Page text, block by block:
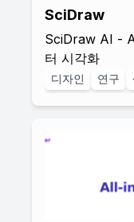
SciDraw
SciDraw AI -
터 시각화
디자인 연구